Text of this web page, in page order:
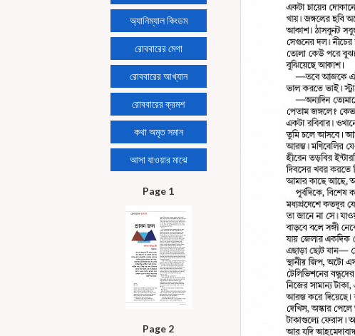
অ্যানিম্যাল কিংডম
রোববারের মেগা
রোববারের আখ্যান
রোববারের ক্রমশ
কথা অমৃত সমান
আসা যাওয়ার মাঝে
Page 1
Page 2